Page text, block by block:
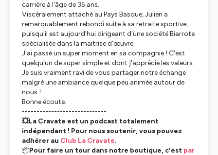
carrière à l'âge de 35 ans.
Viscéralement attaché au Pays Basque, Julien a
remarquablement rebondi suite à sa retraite sportive,
puisqu'il est aujourd'hui dirigeant d'une société Biarrote
spécialisée dans la maitrise d'œuvre.
J'ai passé un super moment en sa compagnie ! C'est
quelqu'un de super simple et dont j'apprécie les valeurs.
Je suis vraiment ravi de vous partager notre échange
malgré une ambiance quelque peu animée autour de
nous !
Bonne écoute.
-----------------------------
💥La Cravate est un podcast totalement
indépendant ! Pour nous soutenir, vous pouvez
adhérer au Club La Cravate.
📦Pour faire un tour dans notre boutique, c'est par